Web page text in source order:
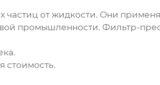
от жидкости. Они
промышленности. Фильтр-
стоимость.